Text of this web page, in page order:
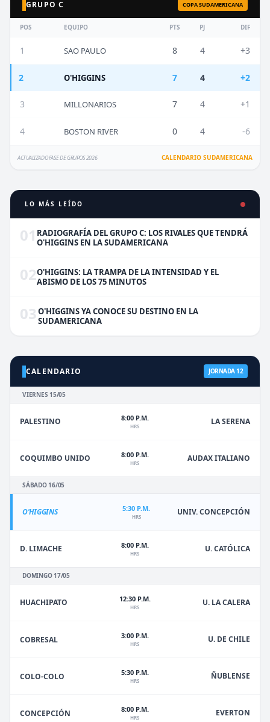
GRUPO C COPA SUDAMERICANA
POS EQUIPO PTS PJ DIF
1 SAO PAULO 8 4 +3
2 O'HIGGINS 7 4 +2
3 MILLONARIOS 7 4 +1
4 BOSTON RIVER 0 4 -6
ACTUALIZADO FASE DE GRUPOS 2026 CALENDARIO SUDAMERICANA
LO MÁS LEÍDO
01 RADIOGRAFÍA DEL GRUPO C: LOS RIVALES QUE TENDRÁ
O'HIGGINS EN LA SUDAMERICANA
02O'HIGGINS: LA TRAMPA DE LA INTENSIDAD Y EL
ABISMO DE LOS 75 MINUTOS
03 O'HIGGINS YA CONOCE SU DESTINO EN LA
SUDAMERICANA
CALENDARIO JORNADA 12
VIERNES 15/05
PALESTINO 8:00 P.M.
HRS LA SERENA
COQUIMBO UNIDO 8:00 P.M.
HRS AUDAX ITALIANO
SÁBADO 16/05
O'HIGGINS 5:30 P.M.
HRS UNIV. CONCEPCIÓN
D. LIMACHE 8:00 P.M.
HRS U. CATÓLICA
DOMINGO 17/05
HUACHIPATO 12:30 P.M.
HRS U. LA CALERA
COBRESAL 3:00 P.M.
HRS U. DE CHILE
COLO-COLO 5:30 P.M.
HRS ÑUBLENSE
CONCEPCIÓN 8:00 P.M.
HRS EVERTON